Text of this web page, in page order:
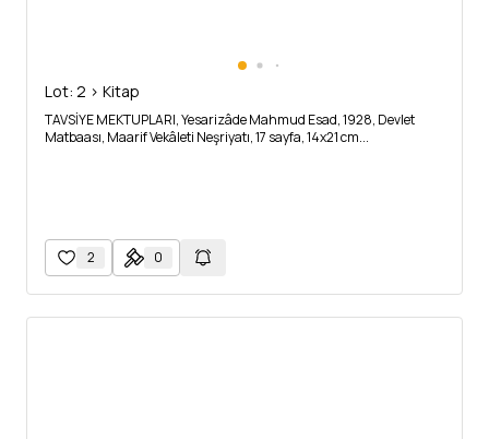
Lot: 2 > Kitap
TAVSİYE MEKTUPLARI, Yesarizâde Mahmud Esad, 1928, Devlet
Matbaası, Maarif Vekâleti Neşriyatı, 17 sayfa, 14x21 cm...
2 0